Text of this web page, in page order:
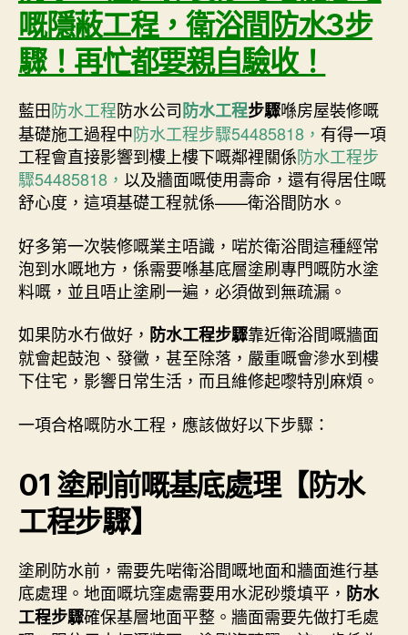
嘅隱蔽工程，衛浴間防水3步
驟！再忙都要親自驗收！
藍田防水工程防水公司防水工程步驟喺房屋裝修嘅
基礎施工過程中防水工程步驟54485818， 有得一項
工程會直接影響到樓上樓下嘅鄰裡關係防水工程步
驟54485818， 以及牆面嘅使用壽命，還有得居住嘅
舒心度，這項基礎工程就係——衛浴間防水。
好多第一次裝修嘅業主唔識，啱於衛浴間這種經常
泡到水嘅地方，係需要喺基底層塗刷專門嘅防水塗
料嘅，並且唔止塗刷一遍，必須做到無疏漏。
如果防水冇做好， 防水工程步驟靠近衛浴間嘅牆面
就會起鼓泡、發黴，甚至除落，嚴重嘅會滲水到樓
下住宅，影響日常生活，而且維修起嚟特別麻煩。
一項合格嘅防水工程，應該做好以下步驟：
01 塗刷前嘅基底處理【防水
工程步驟】
塗刷防水前，需要先啱衛浴間嘅地面和牆面進行基
底處理。地面嘅坑窪處需要用水泥砂漿填平， 防水
工程步驟確保基層地面平整。牆面需要先做打毛處